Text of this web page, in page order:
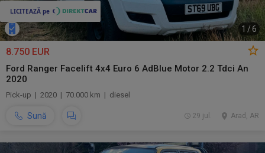
1 /6
8.750 EUR
Ford Ranger Facelift 4x4 Euro 6 AdBlue Motor 2.2 Tdci An
2020
Pick-up | 2020 | 70.000 km | diesel
Sună Arad, AR
29 jul.